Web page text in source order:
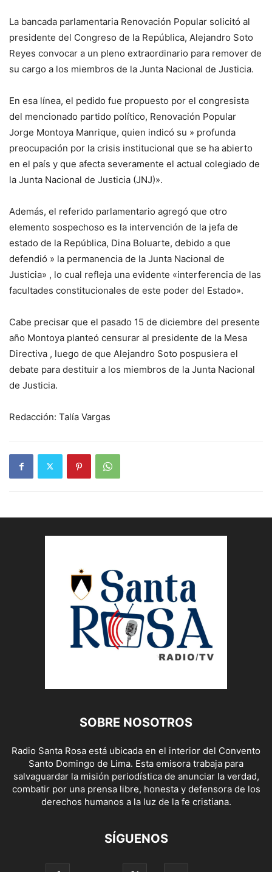
La bancada parlamentaria Renovación Popular solicitó al
presidente del Congreso de la República, Alejandro Soto
Reyes convocar a un pleno extraordinario para remover de
su cargo a los miembros de la Junta Nacional de Justicia.
En esa línea, el pedido fue propuesto por el congresista
del mencionado partido político, Renovación Popular
Jorge Montoya Manrique, quien indicó su » profunda
preocupación por la crisis institucional que se ha abierto
en el país y que afecta severamente el actual colegiado de
la Junta Nacional de Justicia (JNJ)».
Además, el referido parlamentario agregó que otro
elemento sospechoso es la intervención de la jefa de
estado de la República, Dina Boluarte, debido a que
defendió » la permanencia de la Junta Nacional de
Justicia» , lo cual refleja una evidente «interferencia de las
facultades constitucionales de este poder del Estado».
Cabe precisar que el pasado 15 de diciembre del presente
año Montoya planteó censurar al presidente de la Mesa
Directiva , luego de que Alejandro Soto pospusiera el
debate para destituir a los miembros de la Junta Nacional
de Justicia.
Redacción: Talía Vargas
SOBRE NOSOTROS
Radio Santa Rosa está ubicada en el interior del Convento
Santo Domingo de Lima. Esta emisora trabaja para
salvaguardar la misión periodística de anunciar la verdad,
combatir por una prensa libre, honesta y defensora de los
derechos humanos a la luz de la fe cristiana.
SÍGUENOS